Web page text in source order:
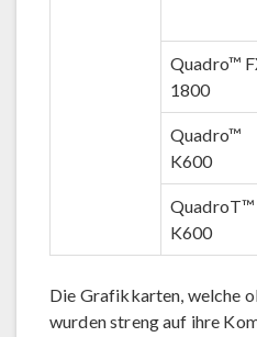
Quadro™
1800
Quadro™
K600
QuadroT™
K600
Die Grafikkarten, welche
wurden streng auf ihre